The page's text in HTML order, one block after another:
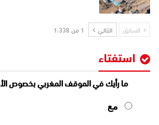
السابق التالي 1 من 1٬338
استفتاء
ما رأيك في الموقف المغربي بخصوص
مع